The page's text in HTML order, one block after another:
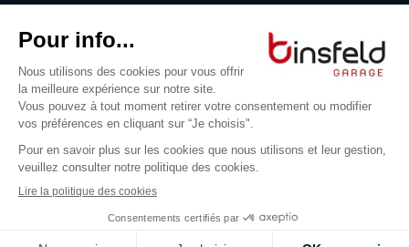
RÉSERVER UN ESSAI FINANCEMENT